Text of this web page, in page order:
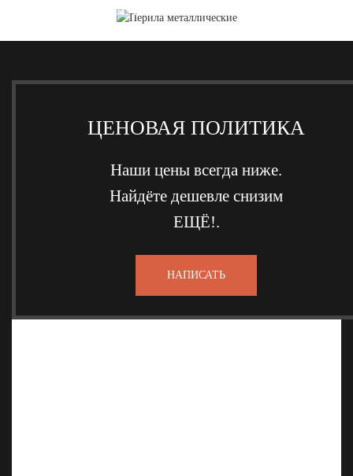
ПЕРИЛА МЕТАЛЛИЧЕСКИЕ
ЦЕНОВАЯ ПОЛИТИКА
Наши цены всегда ниже.
Найдёте дешевле снизим
ЕЩЁ!.
НАПИСАТЬ